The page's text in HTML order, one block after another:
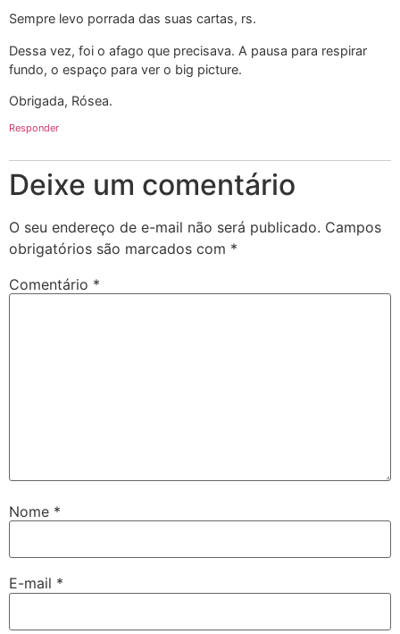
Sempre levo porrada das suas cartas, rs.
Dessa vez, foi o afago que precisava. A pausa para respirar
fundo, o espaço para ver o big picture.
Obrigada, Rósea.
Responder
Deixe um comentário
O seu endereço de e-mail não será publicado. Campos
obrigatórios são marcados com *
Comentário *
Nome *
E-mail *